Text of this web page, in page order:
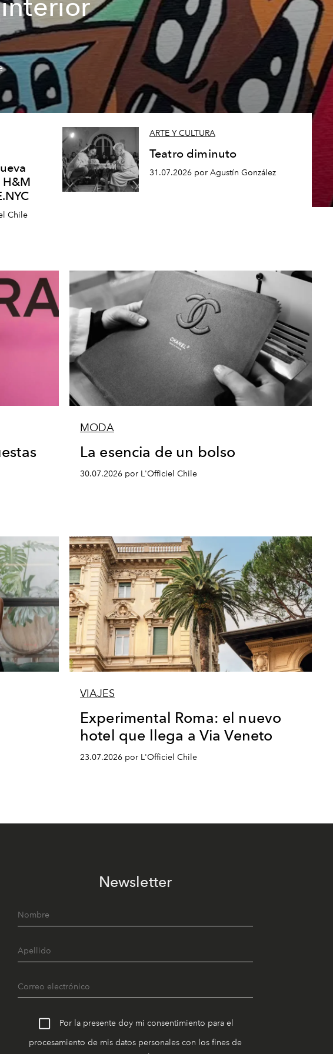
Chile
ARTE Y CULTURA
Teatro diminuto
31.07.2026 por Agustín González
MODA
La esencia de un bolso
30.07.2026 por L'Officiel Chile
VIAJES
Experimental Roma: el nuevo
hotel que llega a Via Veneto
23.07.2026 por L'Officiel Chile
Newsletter
Por la presente doy mi consentimiento para el
procesamiento de mis datos personales con los fines de